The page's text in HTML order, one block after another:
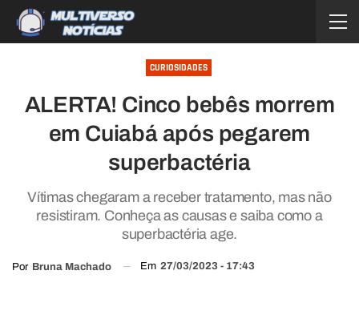
CURIOSIDADES
ALERTA! Cinco bebês morrem
em Cuiabá após pegarem
superbactéria
Vítimas chegaram a receber tratamento, mas não
resistiram. Conheça as causas e saiba como a
superbactéria age.
Por Bruna Machado Em 27/03/2023 - 17:43